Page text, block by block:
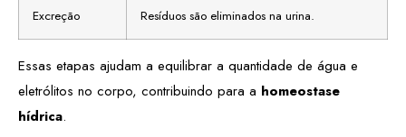
Excreção Resíduos são eliminados na urina.
Essas etapas ajudam a equilibrar a quantidade de água e
eletrólitos no corpo, contribuindo para a homeostase
hídrica.